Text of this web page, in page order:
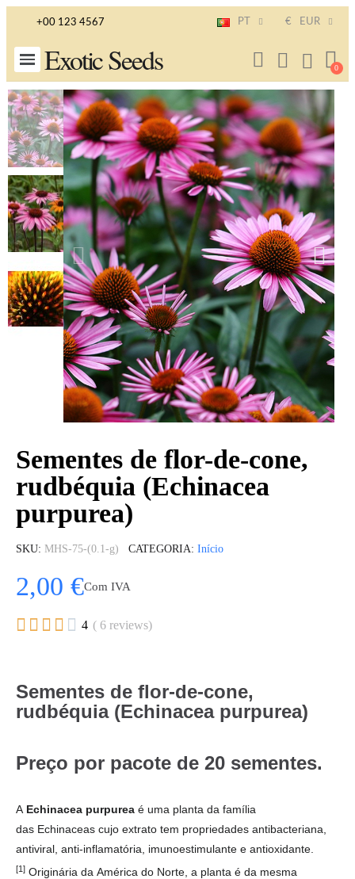
+00 123 4567 PT € EUR
Exotic Seeds
Sementes de flor-de-cone,
rudbéquia (Echinacea
purpurea)
SKU MHS-75-(0.1-g) CATEGORIA Início
2,00 €Com IVA
     4 ( 6 reviews)
Sementes de flor-de-cone,
rudbéquia (Echinacea purpurea)
Preço por pacote de 20 sementes.
A Echinacea purpurea é uma planta da família
das Echinaceas cujo extrato tem propriedades antibacteriana,
antiviral, anti-inflamatória, imunoestimulante e antioxidante.
[1] Originária da América do Norte, a planta é da mesma